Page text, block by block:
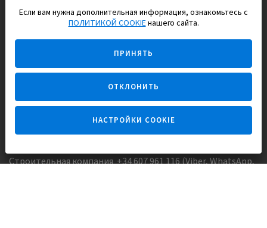
EUROPISOL 2002 S.L.
Строим и продаем дома
для счастливой жизни в Испании
Задайте вопрос
Строительная компания +34 607 961 116 (Viber, WhatsApp,
Если вам нужна дополнительная информация, ознакомьтесь с
ПОЛИТИКОЙ COOKIEнашего сайта.
ПРИНЯТЬ
ОТКЛОНИТЬ
НАСТРОЙКИ COOKIE